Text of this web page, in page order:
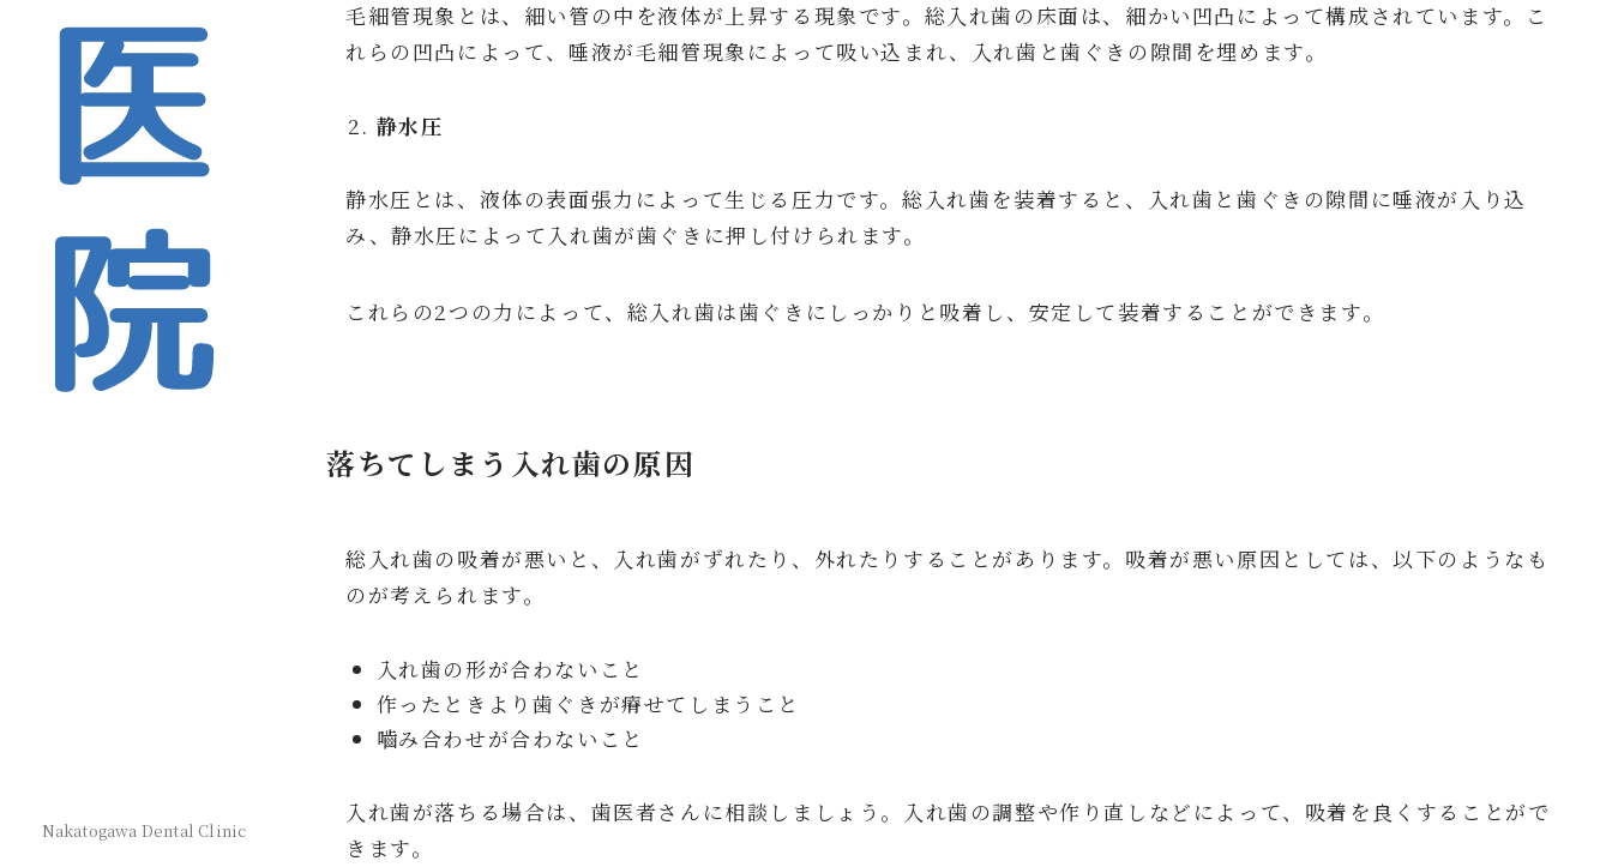
Nakatogawa Dental Clinic
毛細管現象とは、細い管の中を液体が上昇する現象です。総入れ歯の床面は、細かい凹凸によって構成されています。こ
れらの凹凸によって、唾液が毛細管現象によって吸い込まれ、入れ歯と歯ぐきの隙間を埋めます。
静水圧
静水圧とは、液体の表面張力によって生じる圧力です。総入れ歯を装着すると、入れ歯と歯ぐきの隙間に唾液が入り込
み、静水圧によって入れ歯が歯ぐきに押し付けられます。
これらの2つの力によって、総入れ歯は歯ぐきにしっかりと吸着し、安定して装着することができます。
落ちてしまう入れ歯の原因
総入れ歯の吸着が悪いと、入れ歯がずれたり、外れたりすることがあります。吸着が悪い原因としては、以下のようなも
のが考えられます。
入れ歯の形が合わないこと
作ったときより歯ぐきが瘠せてしまうこと
嚙み合わせが合わないこと
入れ歯が落ちる場合は、歯医者さんに相談しましょう。入れ歯の調整や作り直しなどによって、吸着を良くすることがで
きます。